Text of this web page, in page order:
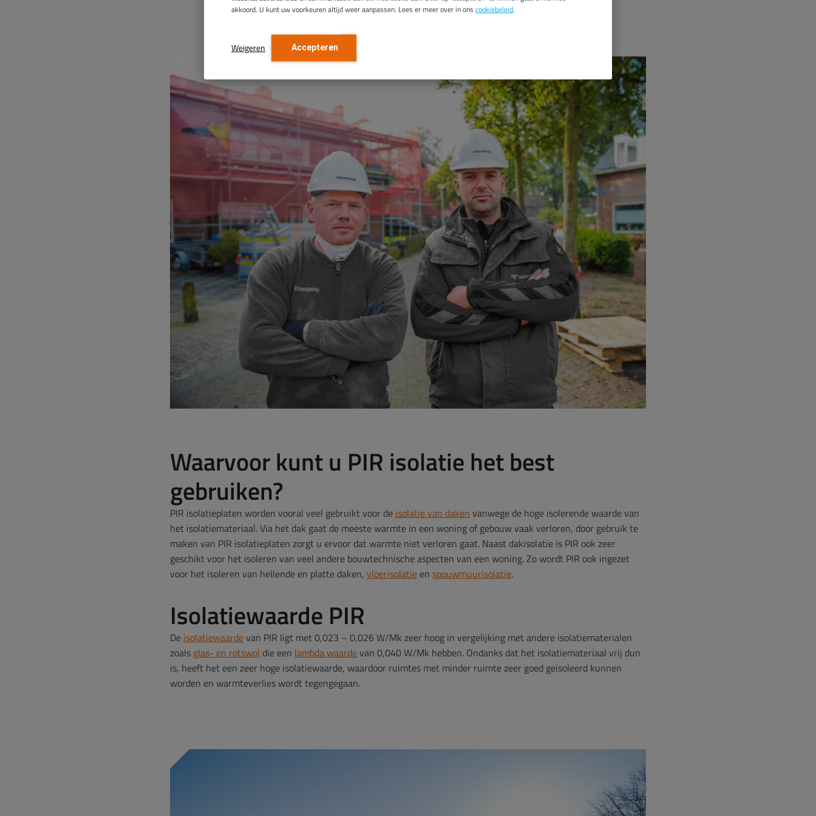
akkoord. U kunt uw voorkeuren altijd weer aanpassen. Lees er meer over in ons cookiebeleid.
Weigeren Accepteren
Waarvoor kunt u PIR isolatie het best
gebruiken?
PIR isolatieplaten worden vooral veel gebruikt voor de isolatie van daken vanwege de hoge isolerende waarde van
het isolatiemateriaal. Via het dak gaat de meeste warmte in een woning of gebouw vaak verloren, door gebruik te
maken van PIR isolatieplaten zorgt u ervoor dat warmte niet verloren gaat. Naast dakisolatie is PIR ook zeer
geschikt voor het isoleren van veel andere bouwtechnische aspecten van een woning. Zo wordt PIR ook ingezet
voor het isoleren van hellende en platte daken, vloerisolatie en spouwmuurisolatie.
Isolatiewaarde PIR
De isolatiewaardevan PIR ligt met 0,023 – 0,026 W/Mk zeer hoog in vergelijking met andere isolatiematerialen
zoals glas- en rotswol die een lambda waardevan 0,040 W/Mk hebben. Ondanks dat het isolatiemateriaal vrij dun
is, heeft het een zeer hoge isolatiewaarde, waardoor ruimtes met minder ruimte zeer goed geïsoleerd kunnen
worden en warmteverlies wordt tegengegaan.